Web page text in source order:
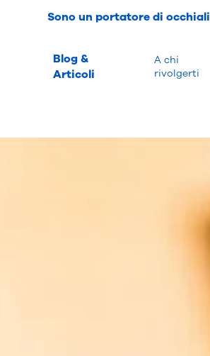
Sono un portatore di occhiali
Blog &
Articoli
A chi
rivolgerti